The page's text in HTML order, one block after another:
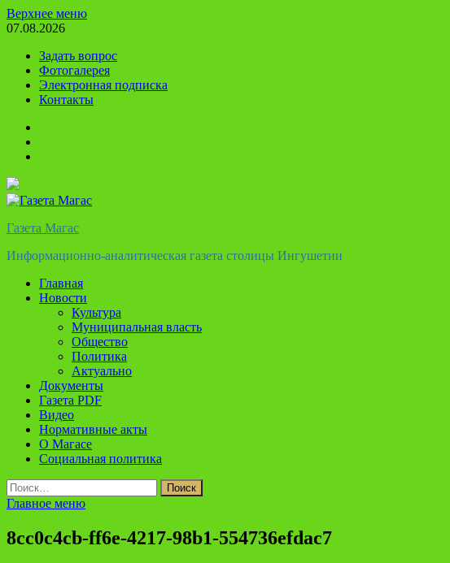
Перейти
к
Верхнее меню
07.08.2026
Задать вопрос
Фотогалерея
Электронная подписка
Контакты
Газета Магас
Информационно-аналитическая газета столицы Ингушетии
Главная
Новости
Культура
Муниципальная власть
Общество
Политика
Актуально
Документы
Газета PDF
Видео
Нормативные акты
О Магасе
Социальная политика
Найти:
Главное меню
8cc0c4cb-ff6e-4217-98b1-554736efdac7